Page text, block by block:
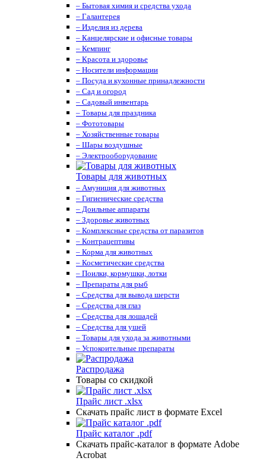
– Бытовая химия и средства ухода
– Галантерея
– Изделия из дерева
– Канцелярские и офисные товары
– Кемпинг
– Красота и здоровье
– Носители информации
– Посуда и кухонные принадлежности
– Сад и огород
– Садовый инвентарь
– Товары для праздника
– Фототовары
– Хозяйственные товары
– Шары воздушные
– Электрооборудование
Товары для животных
– Амуниция для животных
– Гигиенические средства
– Доильные аппараты
– Здоровье животных
– Комплексные средства от паразитов
– Контрацептивы
– Корма для животных
– Косметические средства
– Поилки, кормушки, лотки
– Препараты для рыб
– Средства для вывода шерсти
– Средства для глаз
– Средства для лошадей
– Средства для ушей
– Товары для ухода за животными
– Успокоительные препараты
Распродажа
Товары со скидкой
Прайс лист .xlsx
Скачать прайс лист в формате Excel
Прайс каталог .pdf
Скачать прайс-каталог в формате Adobe
Acrobat